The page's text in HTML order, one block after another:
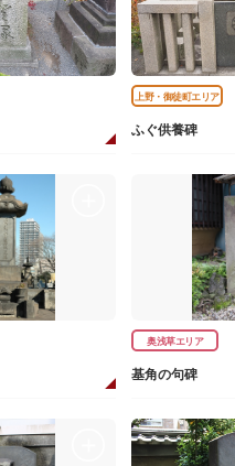
上野・御徒町エリア
ふぐ供養碑
奥浅草エリア
基角の句碑